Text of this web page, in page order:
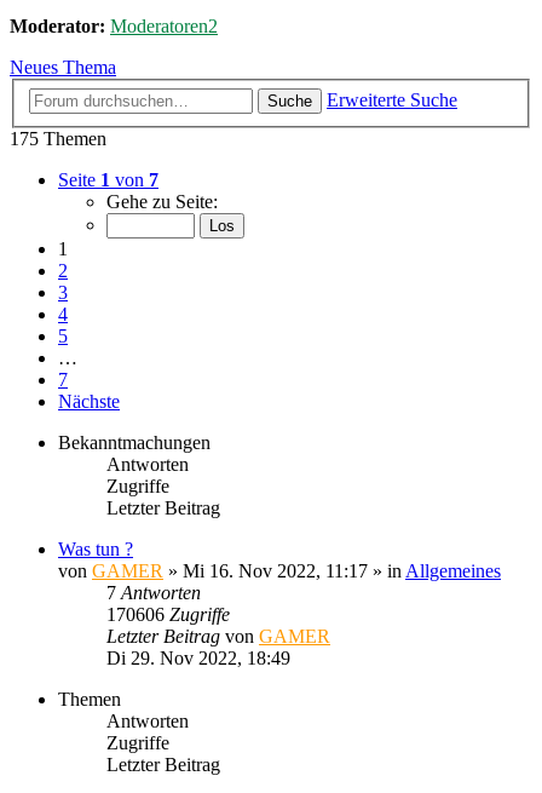
Moderator: Moderatoren2
Neues Thema
Suche
Erweiterte Suche
175 Themen
Seite 1 von 7
Gehe zu Seite:
1
2
3
4
5
…
7
Nächste
Bekanntmachungen
Antworten
Zugriffe
Letzter Beitrag
Was tun ?
von GAMER » Mi 16. Nov 2022, 11:17 » in Allgemeines
7 Antworten
170606 Zugriffe
Letzter Beitrag von GAMER
Di 29. Nov 2022, 18:49
Themen
Antworten
Zugriffe
Letzter Beitrag